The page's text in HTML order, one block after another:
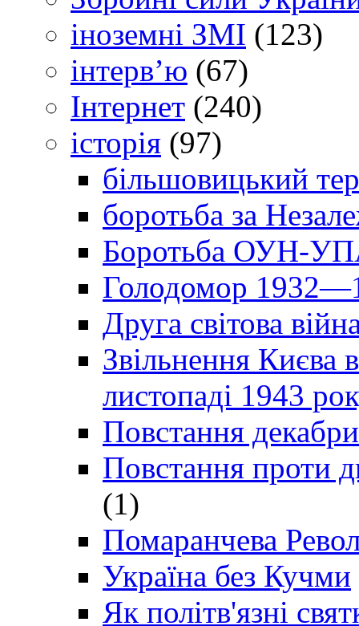
іноземні ЗМІ (123)
інтерв’ю (67)
Інтернет (240)
історія (97)
більшовицький
боротьба за
Боротьба ОУН-УПА
Голодомор
Друга світова
Звільнення Києва
листопаді 1943
Повстання
Повстання проти
(1)
Помаранчева
Україна без Кучми
Як політв'язні